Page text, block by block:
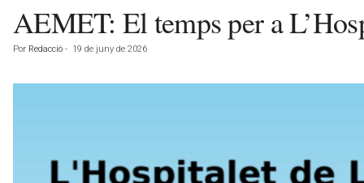
AEMET: El temps per a
Por Redacció - 19 de juny de 2026